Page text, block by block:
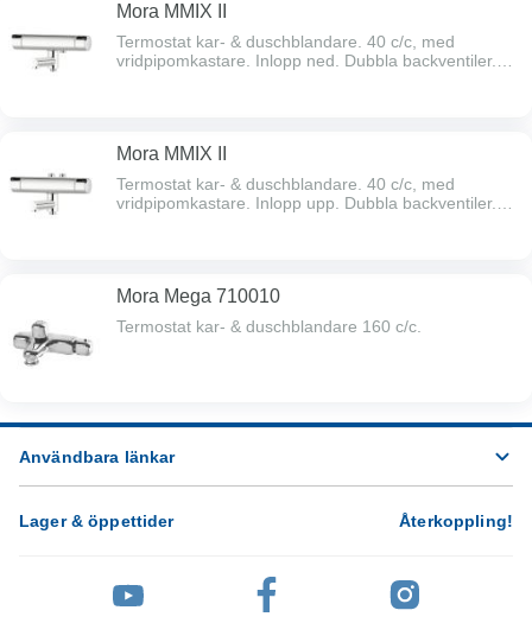
Mora MMIX II
Termostat kar- & duschblandare. 40 c/c, med
vridpipomkastare. Inlopp ned. Dubbla backventiler.
Mora MMIX II
Termostat kar- & duschblandare. 40 c/c, med
vridpipomkastare. Inlopp upp. Dubbla backventiler.
Mora Mega 710010
Termostat kar- & duschblandare 160 c/c.
Användbara länkar
Lager & öppettider Återkoppling!